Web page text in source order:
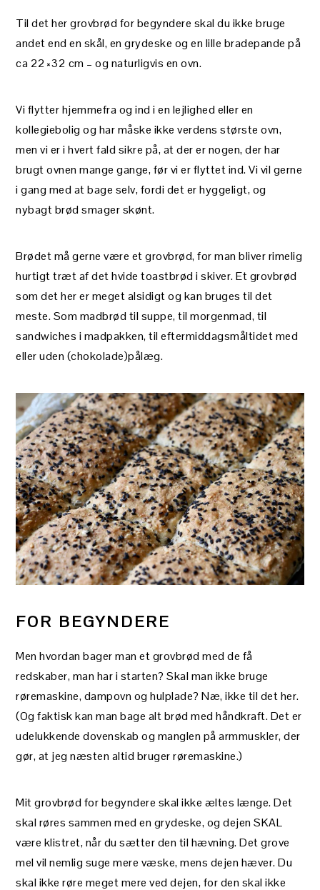
Til det her grovbrød for begyndere skal du ikke bruge
andet end en skål, en grydeske og en lille bradepande på
ca 22×32 cm – og naturligvis en ovn.
Vi flytter hjemmefra og ind i en lejlighed eller en
kollegiebolig og har måske ikke verdens største ovn,
men vi er i hvert fald sikre på, at der er nogen, der har
brugt ovnen mange gange, før vi er flyttet ind. Vi vil gerne
i gang med at bage selv, fordi det er hyggeligt, og
nybagt brød smager skønt.
Brødet må gerne være et grovbrød, for man bliver rimelig
hurtigt træt af det hvide toastbrød i skiver. Et grovbrød
som det her er meget alsidigt og kan bruges til det
meste. Som madbrød til suppe, til morgenmad, til
sandwiches i madpakken, til eftermiddagsmåltidet med
eller uden (chokolade)pålæg.
FOR BEGYNDERE
Men hvordan bager man et grovbrød med de få
redskaber, man har i starten? Skal man ikke bruge
røremaskine, dampovn og hulplade? Næ, ikke til det her.
(Og faktisk kan man bage alt brød med håndkraft. Det er
udelukkende dovenskab og manglen på armmuskler, der
gør, at jeg næsten altid bruger røremaskine.)
Mit grovbrød for begyndere skal ikke æltes længe. Det
skal røres sammen med en grydeske, og dejen SKAL
være klistret, når du sætter den til hævning. Det grove
mel vil nemlig suge mere væske, mens dejen hæver. Du
skal ikke røre meget mere ved dejen, for den skal ikke